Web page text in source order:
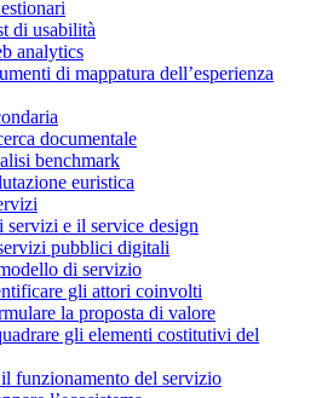
di usabilità
analytics
di mappatura dell’esperienza
documentale
benchmark
euristica
servizi e il service design
pubblici digitali
di servizio
gli attori coinvolti
la proposta di valore
gli elementi costitutivi del
funzionamento del servizio